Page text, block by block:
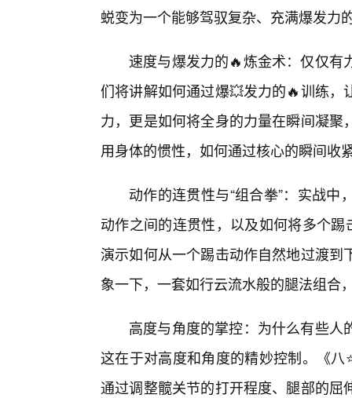
蜕变为一个能够驾驭复杂、充满爆发力
速度与爆发力的🔥炼金术：仅仅有
们将讲解如何通过爆💥发力的🔥训练
力，更是如何将全身的力量在瞬间凝
用身体的惯性，如何通过核心的瞬间收
动作的连贯性与“组合拳”：实战
动作之间的连贯性，以及如何将多个
演示如何从一个踢击动作自然地过渡
象一下，一套如行云流水般的腿法组合
高度与角度的掌控：为什么有些
这在于对高度和角度的精妙控制。《
通过调整髋关节的打开程度、腿部的